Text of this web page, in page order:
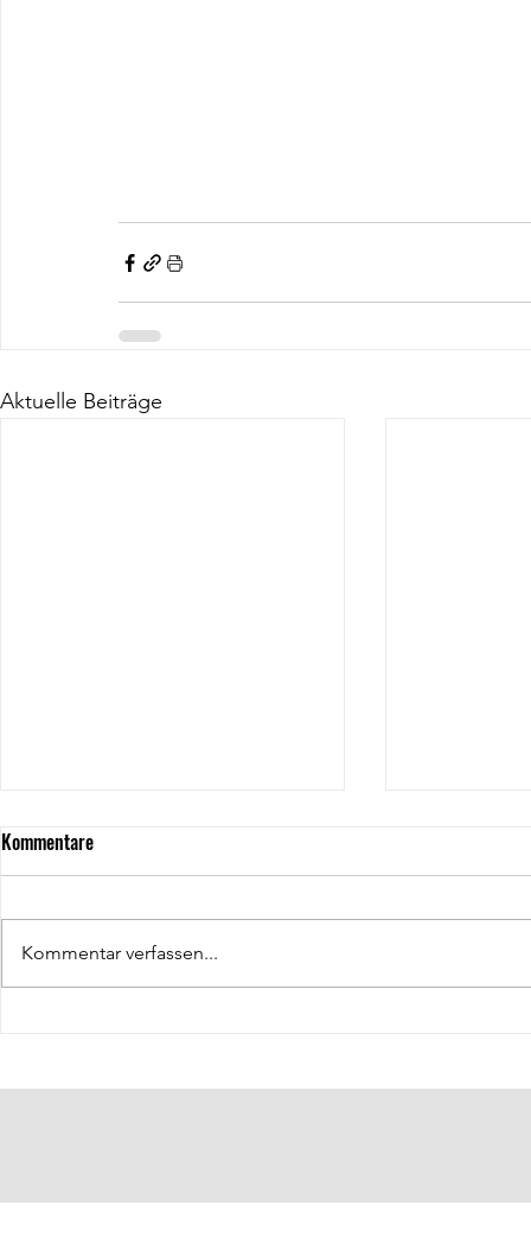
Aktuelle Beiträge
Kommentare
Kommentar verfassen...